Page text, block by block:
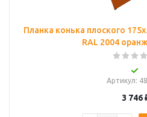
Планка конька плоского
RAL 2004
Артикул:
3 746